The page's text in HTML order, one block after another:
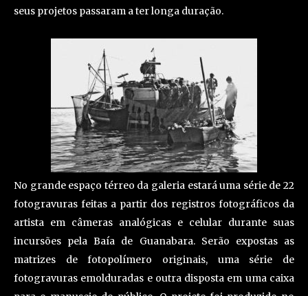
seus projetos passaram a ter longa duração.
No grande espaço térreo da galeria estará uma série de 22
fotogravuras feitas a partir dos registros fotográficos da
artista em câmeras analógicas e celular durante suas
incursões pela Baía de Guanabara. Serão expostas as
matrizes de fotopolímero originais, uma série de
fotogravuras emolduradas e outra disposta em uma caixa